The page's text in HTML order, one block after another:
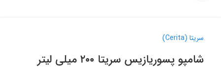
سریتا (Cerita)
شامپو پسوریازیس سریتا ۲۰۰ میلی لیتر